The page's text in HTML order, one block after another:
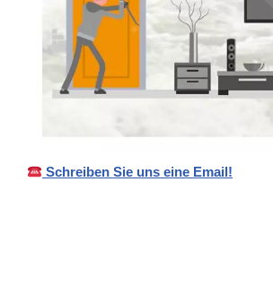
Schreiben Sie uns eine Email!